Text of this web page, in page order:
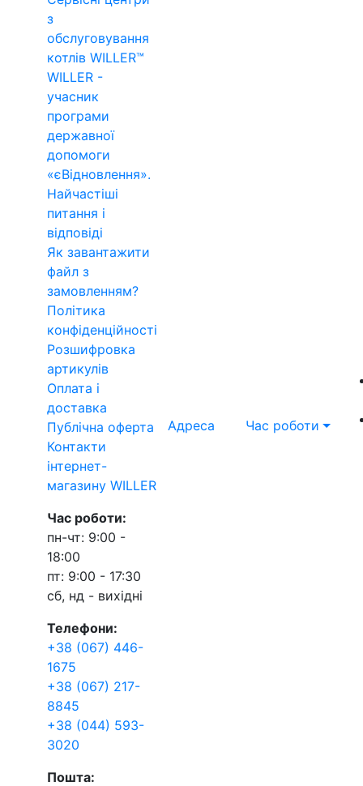
з
обслуговування
котлів WILLER™
WILLER -
учасник
програми
державної
допомоги
«єВідновлення».
Найчастіші
питання і
відповіді
Як завантажити
файл з
замовленням?
Політика
конфіденційності
Розшифровка
артикулів
Оплата і
доставка
Публічна оферта
Контакти
інтернет-
магазину WILLER
Час роботи:
пн-чт: 9:00 -
18:00
пт: 9:00 - 17:30
сб, нд - вихідні
Телефони:
+38 (067) 446-
1675
+38 (067) 217-
8845
+38 (044) 593-
3020
Пошта:
Адреса Час роботи